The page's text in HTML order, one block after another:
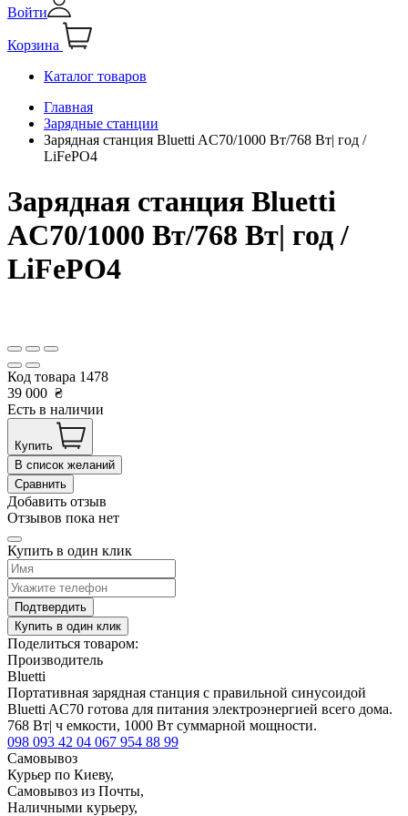
Войти
Корзина
Каталог товаров
Главная
Зарядные станции
Зарядная станция Bluetti AC70/1000 Вт/768 Вт| год /
LiFePO4
Зарядная станция Bluetti
AC70/1000 Вт/768 Вт| год /
LiFePO4
Код товара 1478
39 000 ₴
Есть в наличии
Купить
В список желаний
Сравнить
Добавить отзыв
Отзывов пока нет
Купить в один клик
Подтвердить
Купить в один клик
Поделиться товаром:
Производитель
Bluetti
Портативная зарядная станция с правильной синусоидой
Bluetti AC70 готова для питания электроэнергией всего дома.
768 Вт| ч емкости, 1000 Вт суммарной мощности.
098 093 42 04 067 954 88 99
Самовывоз
Курьер по Киеву,
Самовывоз из Почты,
Наличными курьеру,